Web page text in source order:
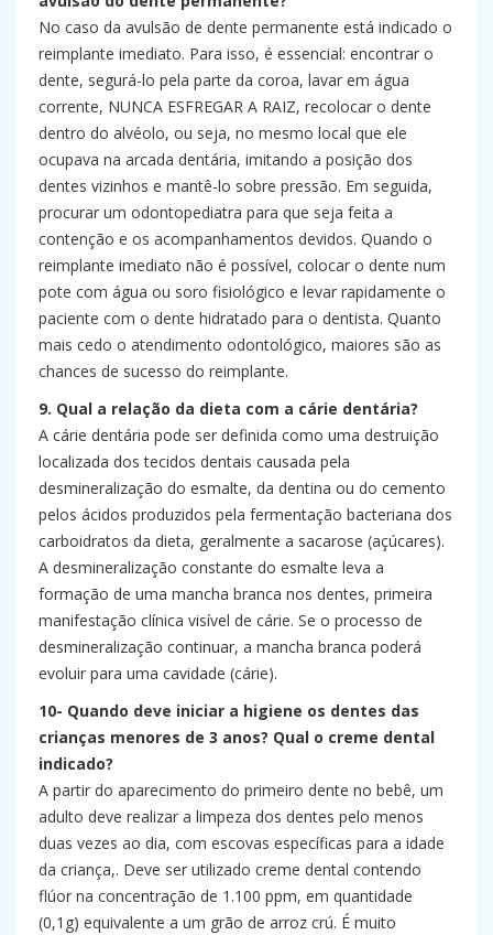
No caso da avulsão de dente permanente está indicado o
reimplante imediato. Para isso, é essencial: encontrar o
dente, segurá-lo pela parte da coroa, lavar em água
corrente, NUNCA ESFREGAR A RAIZ, recolocar o dente
dentro do alvéolo, ou seja, no mesmo local que ele
ocupava na arcada dentária, imitando a posição dos
dentes vizinhos e mantê-lo sobre pressão. Em seguida,
procurar um odontopediatra para que seja feita a
contenção e os acompanhamentos devidos. Quando o
reimplante imediato não é possível, colocar o dente num
pote com água ou soro fisiológico e levar rapidamente o
paciente com o dente hidratado para o dentista. Quanto
mais cedo o atendimento odontológico, maiores são as
chances de sucesso do reimplante.
9. Qual a relação da dieta com a cárie dentária?
A cárie dentária pode ser definida como uma destruição
localizada dos tecidos dentais causada pela
desmineralização do esmalte, da dentina ou do cemento
pelos ácidos produzidos pela fermentação bacteriana dos
carboidratos da dieta, geralmente a sacarose (açúcares).
A desmineralização constante do esmalte leva a
formação de uma mancha branca nos dentes, primeira
manifestação clínica visível de cárie. Se o processo de
desmineralização continuar, a mancha branca poderá
evoluir para uma cavidade (cárie).
10- Quando deve iniciar a higiene os dentes das
crianças menores de 3 anos? Qual o creme dental
indicado?
A partir do aparecimento do primeiro dente no bebê, um
adulto deve realizar a limpeza dos dentes pelo menos
duas vezes ao dia, com escovas específicas para a idade
da criança,. Deve ser utilizado creme dental contendo
flúor na concentração de 1.100 ppm, em quantidade
(0,1g) equivalente a um grão de arroz crú. É muito